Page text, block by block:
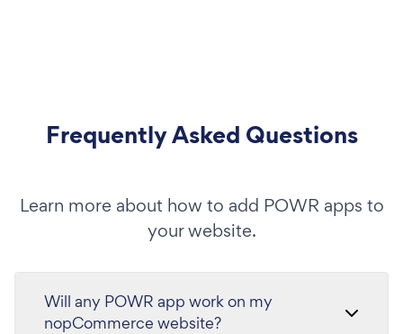
Frequently Asked Questions
Learn more about how to add POWR apps to
your website.
Will any POWR app work on my
nopCommerce website?